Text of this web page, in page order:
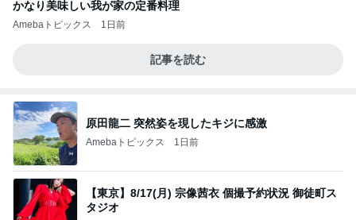
かなり美味しい我が家の定番料理
Amebaトピックス 1日前
記事を読む
原田龍二 突然姿を現したキジに感激
Amebaトピックス 1日前
【東京】8/17(月) 宗像茜衣 個撮予約状況 御徒町ス
タジオ